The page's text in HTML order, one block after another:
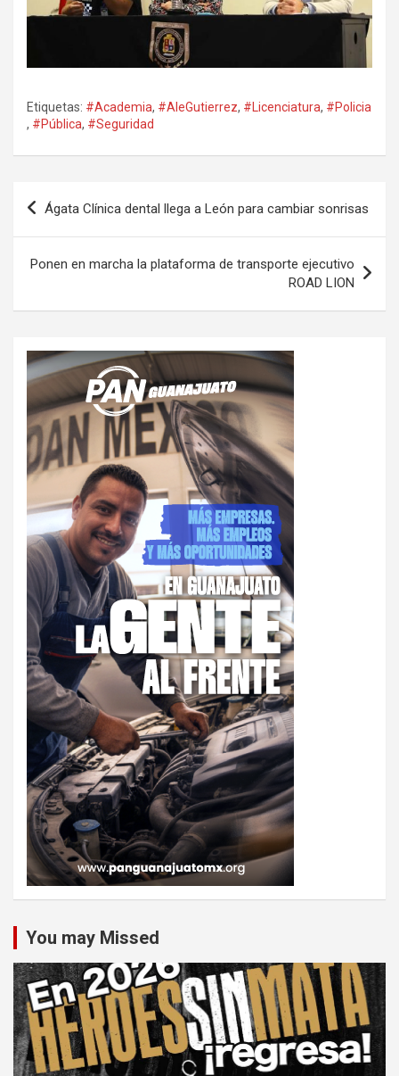
Etiquetas: #Academia, #AleGutierrez, #Licenciatura, #Policia
, #Pública, #Seguridad
Navegación
Ágata Clínica dental llega a León para cambiar sonrisas
Ponen en marcha la plataforma de transporte ejecutivo
ROAD LION
You may Missed